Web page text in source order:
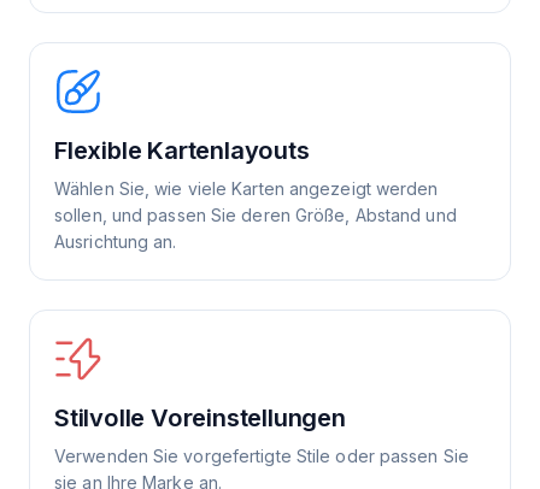
Flexible Kartenlayouts
Wählen Sie, wie viele Karten angezeigt werden
sollen, und passen Sie deren Größe, Abstand und
Ausrichtung an.
Stilvolle Voreinstellungen
Verwenden Sie vorgefertigte Stile oder passen Sie
sie an Ihre Marke an.